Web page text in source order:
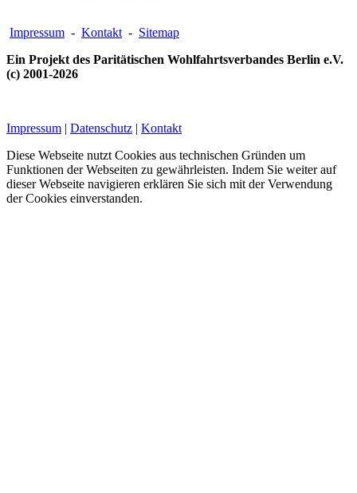
Impressum - Kontakt - Sitemap
Ein Projekt des Paritätischen Wohlfahrtsverbandes Berlin e.V.
(c) 2001-2026
Impressum | Datenschutz | Kontakt
Diese Webseite nutzt Cookies aus technischen Gründen um
Funktionen der Webseiten zu gewährleisten. Indem Sie weiter auf
dieser Webseite navigieren erklären Sie sich mit der Verwendung
der Cookies einverstanden.